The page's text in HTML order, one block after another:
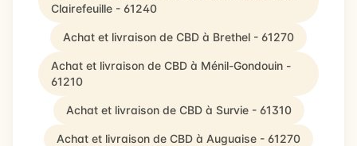
Clairefeuille - 61240
Achat et livraison de CBD à Brethel - 61270
Achat et livraison de CBD à Ménil-Gondouin -
61210
Achat et livraison de CBD à Survie - 61310
Achat et livraison de CBD à Auguaise - 61270